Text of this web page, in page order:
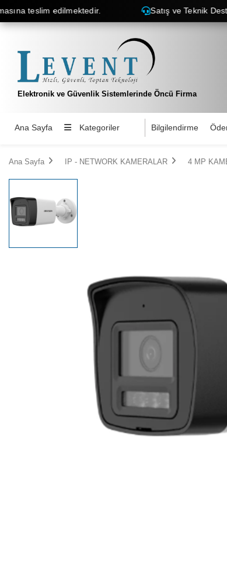
teslim edilmektedir. Satış ve Teknik Destek:
Elektronik ve Güvenlik Sistemlerinde Öncü Firma
Ana Sayfa Kategoriler Bilgilendirme
Ana Sayfa IP - NETWORK KAMERALAR 4 MP